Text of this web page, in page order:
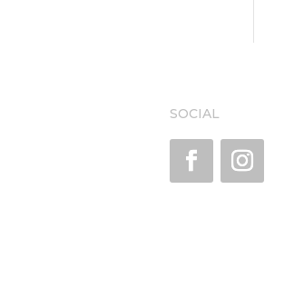
SOCIAL